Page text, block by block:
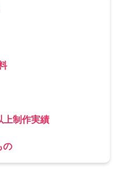
上制作実績
の